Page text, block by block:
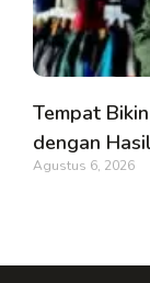
Tempat
dengan
Agustus 6, 2026